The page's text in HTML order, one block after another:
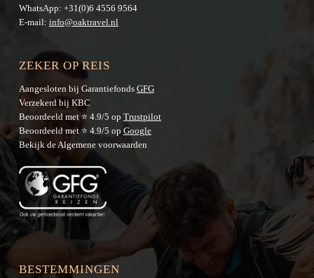
WhatsApp: +31(0)6 4556 9564
E-mail: info@oaktravel.nl
ZEKER OP REIS
Aangesloten bij Garantiefonds GFG
Verzekerd bij KBC
Beoordeeld met ⭐ 4.9/5 op Trustpilot
Beoordeeld met ⭐ 4.9/5 op Google
Bekijk deAlgemene voorwaarden
BESTEMMINGEN